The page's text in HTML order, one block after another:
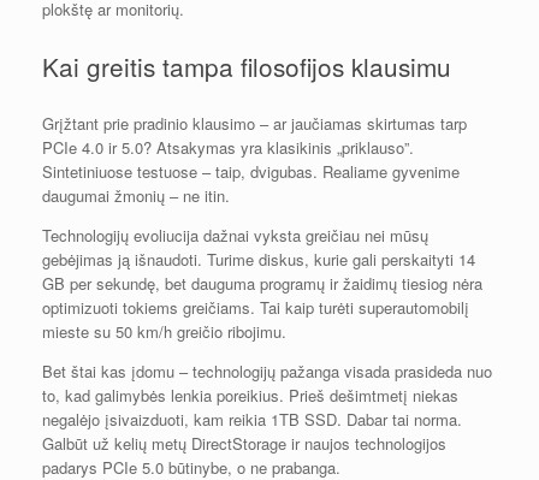
plokštę ar monitorių.
Kai greitis tampa filosofijos klausimu
Grįžtant prie pradinio klausimo – ar jaučiamas skirtumas tarp
PCIe 4.0 ir 5.0? Atsakymas yra klasikinis „priklauso”.
Sintetiniuose testuose – taip, dvigubas. Realiame gyvenime
daugumai žmonių – ne itin.
Technologijų evoliucija dažnai vyksta greičiau nei mūsų
gebėjimas ją išnaudoti. Turime diskus, kurie gali perskaityti 14
GB per sekundę, bet dauguma programų ir žaidimų tiesiog nėra
optimizuoti tokiems greičiams. Tai kaip turėti superautomobilį
mieste su 50 km/h greičio ribojimu.
Bet štai kas įdomu – technologijų pažanga visada prasideda nuo
to, kad galimybės lenkia poreikius. Prieš dešimtmetį niekas
negalėjo įsivaizduoti, kam reikia 1TB SSD. Dabar tai norma.
Galbūt už kelių metų DirectStorage ir naujos technologijos
padarys PCIe 5.0 būtinybe, o ne prabanga.